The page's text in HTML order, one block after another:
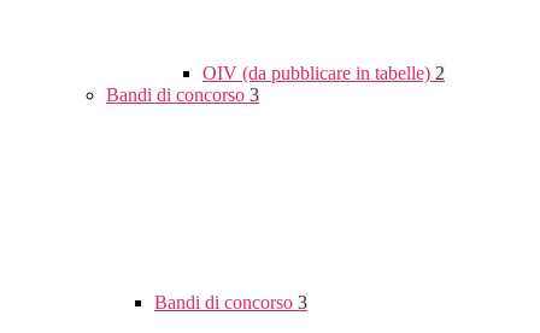
OIV (da pubblicare in tabelle) 2
Bandi di concorso 3
Bandi di concorso 3